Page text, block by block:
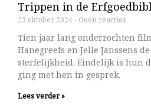
Trippen in de
23 oktober 2024 Geen reacties
Tien jaar lang onderzochten
Hanegreefs en Jelle Janssens
sterfelijkheid. Eindelijk is hun
ging met hen in gesprek.
Lees verder »